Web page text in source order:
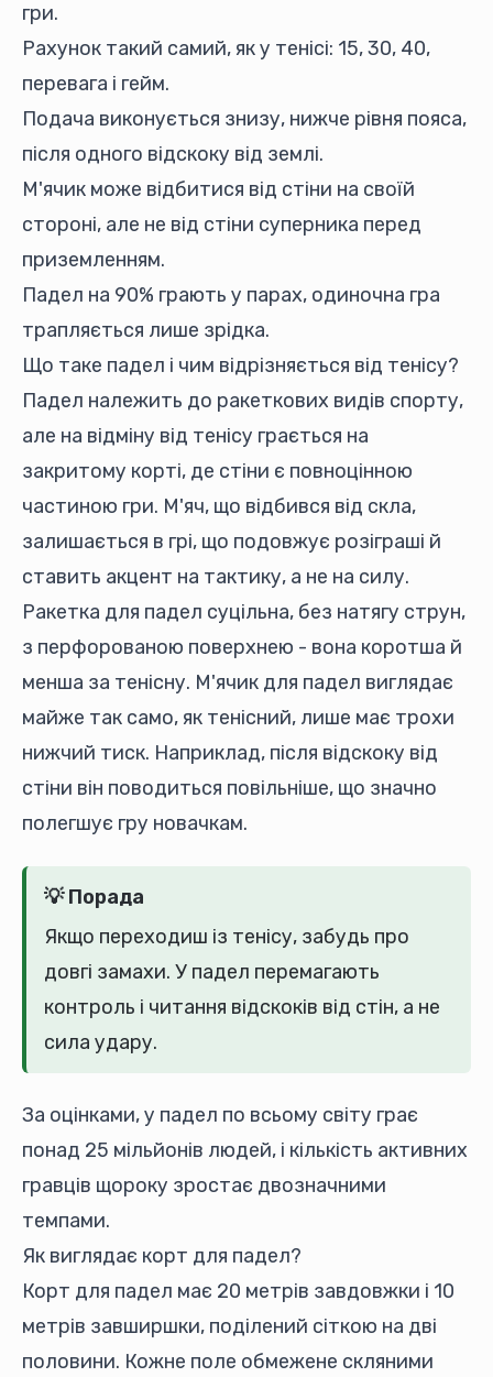
гри.
Рахунок такий самий, як у тенісі: 15, 30, 40,
перевага і гейм.
Подача виконується знизу, нижче рівня пояса,
після одного відскоку від землі.
М'ячик може відбитися від стіни на своїй
стороні, але не від стіни суперника перед
приземленням.
Падел на 90% грають у парах, одиночна гра
трапляється лише зрідка.
Що таке падел і чим відрізняється від тенісу?
Падел належить до ракеткових видів спорту,
але на відміну від тенісу грається на
закритому корті, де стіни є повноцінною
частиною гри. М'яч, що відбився від скла,
залишається в грі, що подовжує розіграші й
ставить акцент на тактику, а не на силу.
Ракетка для падел суцільна, без натягу струн,
з перфорованою поверхнею - вона коротша й
менша за тенісну. М'ячик для падел виглядає
майже так само, як тенісний, лише має трохи
нижчий тиск. Наприклад, після відскоку від
стіни він поводиться повільніше, що значно
полегшує гру новачкам.
💡 Порада
Якщо переходиш із тенісу, забудь про
довгі замахи. У падел перемагають
контроль і читання відскоків від стін, а не
сила удару.
За оцінками, у падел по всьому світу грає
понад 25 мільйонів людей, і кількість активних
гравців щороку зростає двозначними
темпами.
Як виглядає корт для падел?
Корт для падел має 20 метрів завдовжки і 10
метрів завширшки, поділений сіткою на дві
половини. Кожне поле обмежене скляними